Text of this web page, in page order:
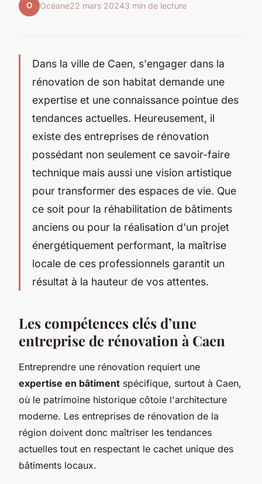
O Océane22 mars 20243 min de lecture
Dans la ville de Caen, s'engager dans la
rénovation de son habitat demande une
expertise et une connaissance pointue des
tendances actuelles. Heureusement, il
existe des entreprises de rénovation
possédant non seulement ce savoir-faire
technique mais aussi une vision artistique
pour transformer des espaces de vie. Que
ce soit pour la réhabilitation de bâtiments
anciens ou pour la réalisation d'un projet
énergétiquement performant, la maîtrise
locale de ces professionnels garantit un
résultat à la hauteur de vos attentes.
Les compétences clés d’une
entreprise de rénovation à Caen
Entreprendre une rénovation requiert une
expertise en bâtiment spécifique, surtout à Caen,
où le patrimoine historique côtoie l'architecture
moderne. Les entreprises de rénovation de la
région doivent donc maîtriser les tendances
actuelles tout en respectant le cachet unique des
bâtiments locaux.